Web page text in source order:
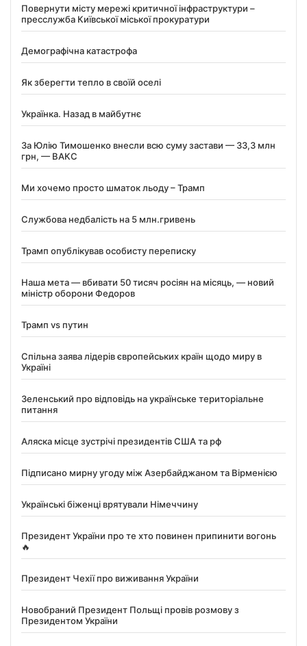
Повернути місту мережі критичної інфраструктури –
пресслужба Київської міської прокуратури
Демографічна катастрофа
Як зберегти тепло в своїй оселі
Українка. Назад в майбутнє
За Юлію Тимошенко внесли всю суму застави — 33,3 млн
грн, — ВАКС
Ми хочемо просто шматок льоду – Трамп
Службова недбалість на 5 млн.гривень
Трамп опублікував особисту переписку
Наша мета — вбивати 50 тисяч росіян на місяць, — новий
міністр оборони Федоров
Трамп vs путин
Спільна заява лідерів європейських країн щодо миру в
Україні
Зеленський про відповідь на українське територіальне
питання
Аляска місце зустрічі президентів США та рф
Підписано мирну угоду між Азербайджаном та Вірменією
Українські біженці врятували Німеччину
Президент України про те хто повинен припинити вогонь
🔥
Президент Чехії про виживання України
Новобраний Президент Польщі провів розмову з
Президентом України